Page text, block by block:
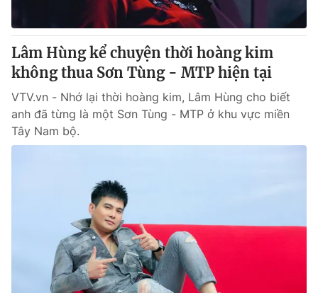
Lâm Hùng kể chuyện thời hoàng kim
không thua Sơn Tùng - MTP hiện tại
VTV.vn - Nhớ lại thời hoàng kim, Lâm Hùng cho biết
anh đã từng là một Sơn Tùng - MTP ở khu vực miền
Tây Nam bộ.